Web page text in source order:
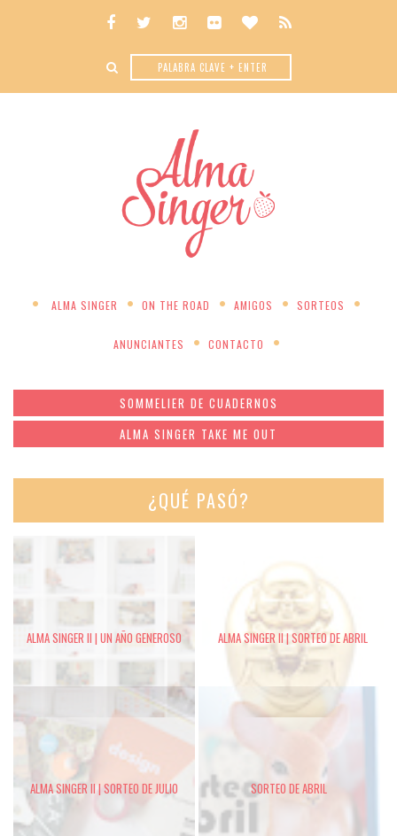
ALMA SINGER ON THE ROAD AMIGOS SORTEOS
ANUNCIANTES CONTACTO
SOMMELIER DE CUADERNOS
ALMA SINGER TAKE ME OUT
¿QUÉ PASÓ?
ALMA SINGER II | UN AÑO GENEROSO ALMA SINGER II | SORTEO DE ABRIL
ALMA SINGER II | SORTEO DE JULIO SORTEO DE ABRIL